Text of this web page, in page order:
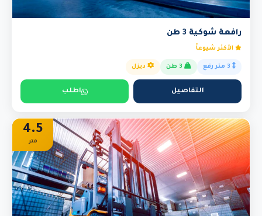
رافعة شوكية 3 طن
الأكثر شيوعاً
ديزل
التفاصيل اطلب
4.5
متر